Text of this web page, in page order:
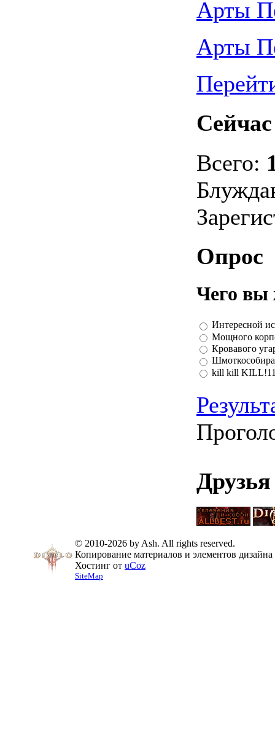
Арты
Арты
Всего:
Опрос
Чего вы
Интересной
Мощного
Кровавого
kill kill
© 2010-2026 by Ash. All rights reserved.
Копирование материалов и элементов
Хостинг от uCoz
SiteMap